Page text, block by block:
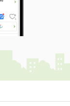
丁目